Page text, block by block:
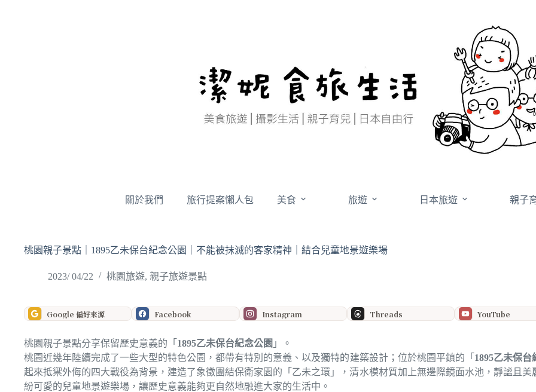
關於我們 旅行提案懶人包 美食 旅遊 日本旅遊 親子
桃園親子景點｜1895乙未保台紀念公園｜不能被抹滅的客家精神｜結合兒童地景遊樂場
2023/ 04/22 桃園旅遊, 親子旅遊景點
Google 偏好來源 Facebook Instagram Threads YouTube
桃園親子景點分享保留歷史意義的「 1895乙未保台紀念公園 」。
桃園近幾年陸續完成了一些大型的特色公園，都帶有特別的意義、以及獨特的建築設計；位於桃園平鎮的「 1895乙未保台
起來抵禦外侮的四大戰役為背景，建造了象徵團結保衛家園的「乙未之環」，清水模材質加上無邊際鏡面水池，靜謐且
紛可愛的兒童地景遊樂場，讓歷史意義能夠更自然地融進大家的生活中。